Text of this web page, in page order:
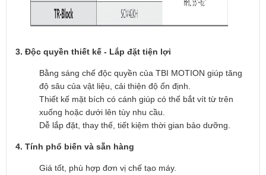
3. Độc quyền thiết kế - Lắp đặt tiện lợi
Bằng sáng chế độc quyền của TBI MOTION giúp tăng
độ sâu của vật liệu, cải thiện độ ổn định.
Thiết kế mặt bích có cánh giúp có thể bắt vít từ trên
xuống hoặc dưới lên tùy nhu cầu.
Dễ lắp đặt, thay thế, tiết kiệm thời gian bảo dưỡng.
4. Tính phổ biến và sẵn hàng
Giá tốt, phù hợp đơn vị chế tạo máy.